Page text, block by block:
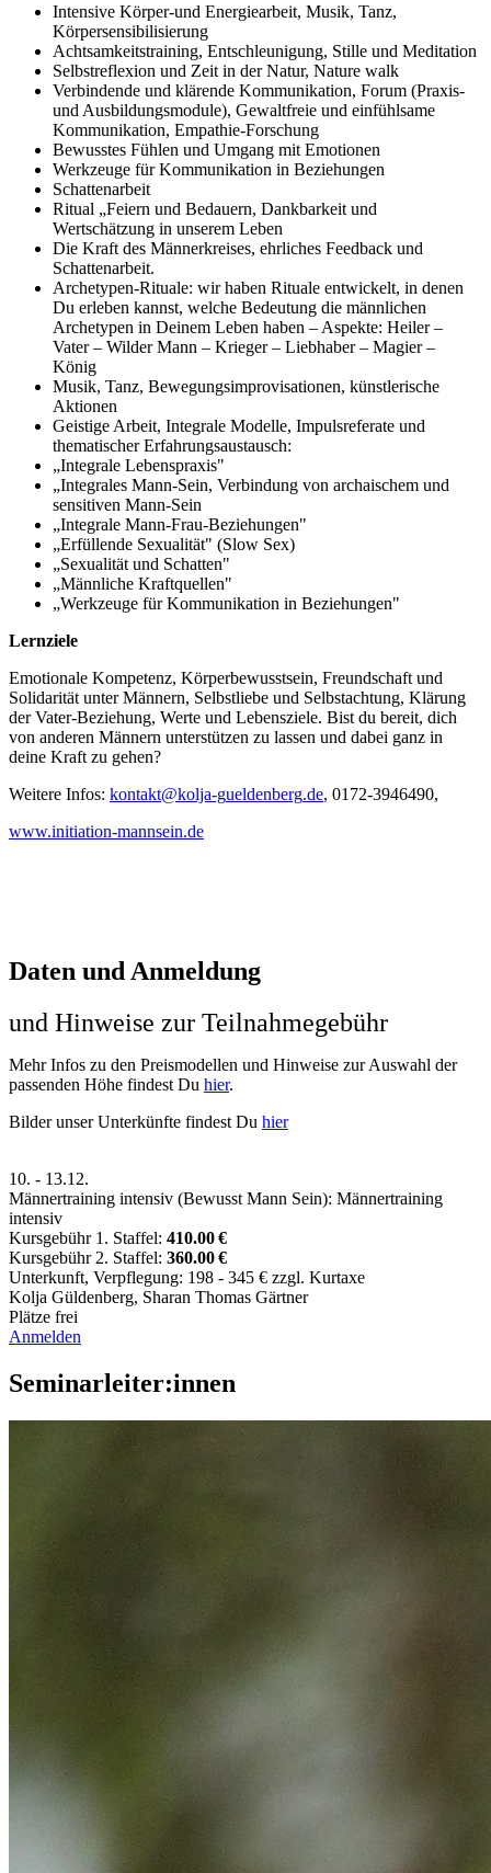
Intensive Körper-und Energiearbeit, Musik, Tanz,
Körpersensibilisierung
Achtsamkeitstraining, Entschleunigung, Stille und Meditation
Selbstreflexion und Zeit in der Natur, Nature walk
Verbindende und klärende Kommunikation, Forum (Praxis-
und Ausbildungsmodule), Gewaltfreie und einfühlsame
Kommunikation, Empathie-Forschung
Bewusstes Fühlen und Umgang mit Emotionen
Werkzeuge für Kommunikation in Beziehungen
Schattenarbeit
Ritual „Feiern und Bedauern, Dankbarkeit und
Wertschätzung in unserem Leben
Die Kraft des Männerkreises, ehrliches Feedback und
Schattenarbeit.
Archetypen-Rituale: wir haben Rituale entwickelt, in denen
Du erleben kannst, welche Bedeutung die männlichen
Archetypen in Deinem Leben haben – Aspekte: Heiler –
Vater – Wilder Mann – Krieger – Liebhaber – Magier –
König
Musik, Tanz, Bewegungsimprovisationen, künstlerische
Aktionen
Geistige Arbeit, Integrale Modelle, Impulsreferate und
thematischer Erfahrungsaustausch:
„Integrale Lebenspraxis"
„Integrales Mann-Sein, Verbindung von archaischem und
sensitiven Mann-Sein
„Integrale Mann-Frau-Beziehungen"
„Erfüllende Sexualität" (Slow Sex)
„Sexualität und Schatten"
„Männliche Kraftquellen"
„Werkzeuge für Kommunikation in Beziehungen"
Lernziele
Emotionale Kompetenz, Körperbewusstsein, Freundschaft und
Solidarität unter Männern, Selbstliebe und Selbstachtung, Klärung
der Vater-Beziehung, Werte und Lebensziele. Bist du bereit, dich
von anderen Männern unterstützen zu lassen und dabei ganz in
deine Kraft zu gehen?
Weitere Infos:
, 0172-3946490,
www.initiation-mannsein.de
Daten und Anmeldung
und Hinweise zur Teilnahmegebühr
Mehr Infos zu den Preismodellen und Hinweise zur Auswahl der
passenden Höhe findest Du hier.
Bilder unser Unterkünfte findest Du hier
10. - 13.12.
Männertraining intensiv (Bewusst Mann Sein): Männertraining
intensiv
Kursgebühr 1. Staffel: 410.00 €
Kursgebühr 2. Staffel: 360.00 €
Unterkunft, Verpflegung: 198 - 345 € zzgl. Kurtaxe
Kolja Güldenberg, Sharan Thomas Gärtner
Plätze frei
Anmelden
Seminarleiter:innen